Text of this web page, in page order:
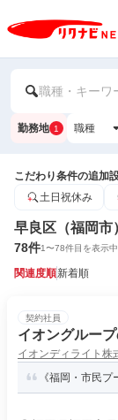
職種・キーワ
勤務地 1 職種
こだわり条件の追加
土日祝休み
早良区（福岡市
78件1〜78件目を表示中
関連度順新着順
契約社員
イオングルー
イオンディライト株
《福岡・市民